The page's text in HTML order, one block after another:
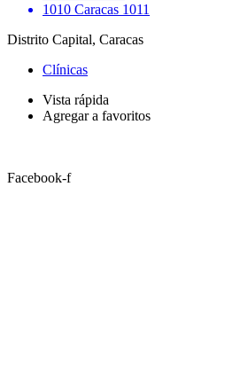
1010 Caracas 1011
Distrito Capital, Caracas
Clínicas
Vista rápida
Agregar a favoritos
Facebook-f